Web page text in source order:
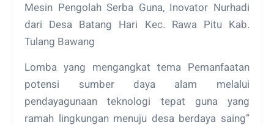
Mesin Pengolah Serba Guna, Inovator Nurhadi
dari Desa Batang Hari Kec. Rawa Pitu Kab.
Tulang Bawang
Lomba yang mengangkat tema Pemanfaatan
potensi sumber daya alam melalui
pendayagunaan teknologi tepat guna yang
ramah lingkungan menuju desa berdaya saing”